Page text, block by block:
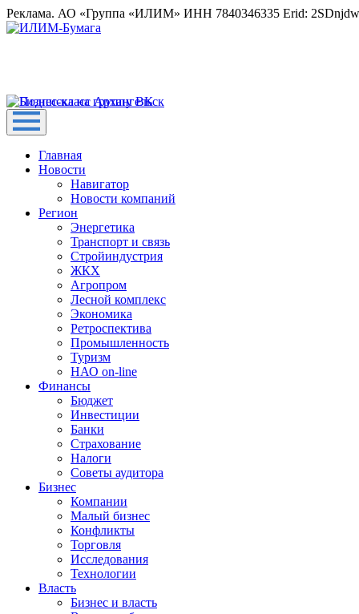
Реклама. АО «Группа «ИЛИМ» ИНН 7840346335 Erid:
Главная
Новости
Навигатор
Новости компаний
Регион
Энергетика
Транспорт и связь
Стройиндустрия
ЖКХ
Агропром
Лесной комплекс
Экономика
Ретроспектива
Промышленность
Туризм
НАО on-line
Финансы
Бюджет
Инвестиции
Банки
Страхование
Налоги
Советы аудитора
Бизнес
Компании
Малый бизнес
Конфликты
Торговля
Исследования
Технологии
Власть
Бизнес и власть